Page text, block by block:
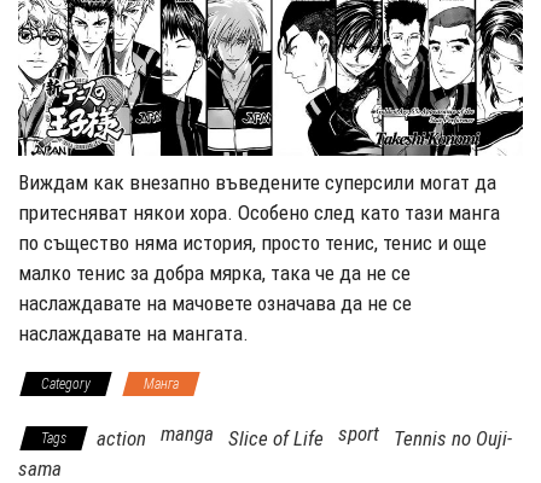
Виждам как внезапно въведените суперсили могат да
притесняват някои хора. Особено след като тази манга
по същество няма история, просто тенис, тенис и още
малко тенис за добра мярка, така че да не се
наслаждавате на мачовете означава да не се
наслаждавате на мангата.
Category Манга
Tags action manga Slice of Life sport
Tennis no Ouji-
sama